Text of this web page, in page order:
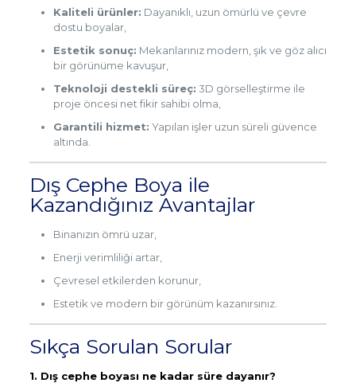
Kaliteli ürünler: Dayanıklı, uzun ömürlü ve çevre
dostu boyalar,
Estetik sonuç: Mekanlarınız modern, şık ve göz alıcı
bir görünüme kavuşur,
Teknoloji destekli süreç: 3D görselleştirme ile
proje öncesi net fikir sahibi olma,
Garantili hizmet: Yapılan işler uzun süreli güvence
altında.
Dış Cephe Boya ile
Kazandığınız Avantajlar
Binanızın ömrü uzar,
Enerji verimliliği artar,
Çevresel etkilerden korunur,
Estetik ve modern bir görünüm kazanırsınız.
Sıkça Sorulan Sorular
1. Dış cephe boyası ne kadar süre dayanır?